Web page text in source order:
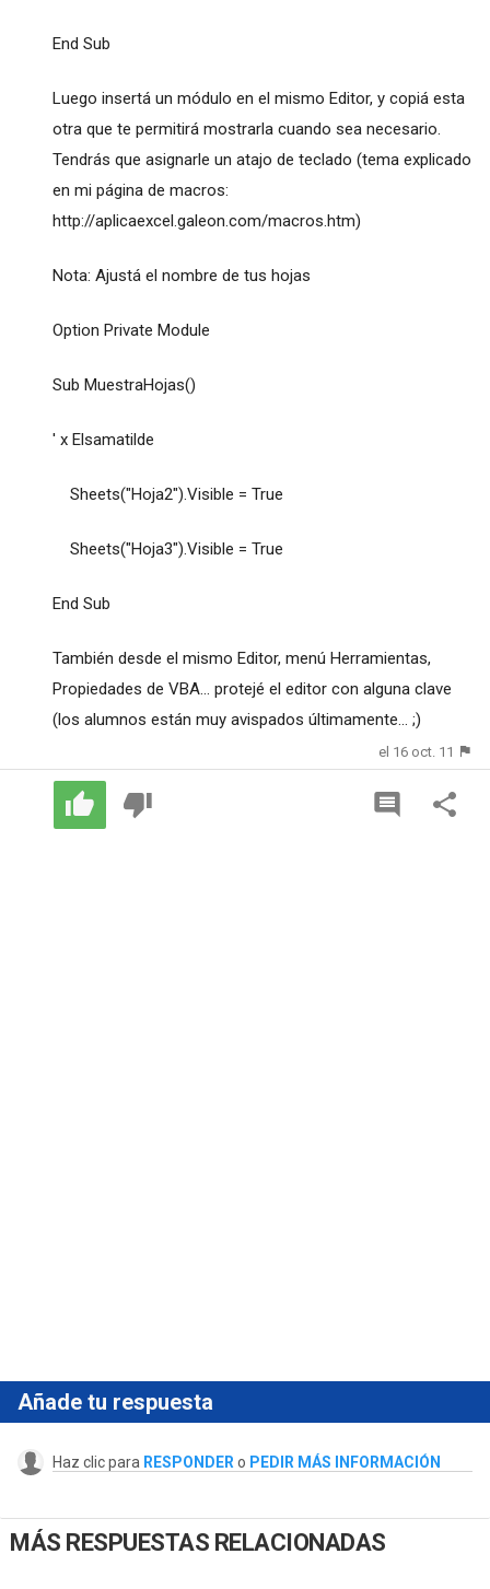
End Sub
Luego insertá un módulo en el mismo Editor, y copiá esta
otra que te permitirá mostrarla cuando sea necesario.
Tendrás que asignarle un atajo de teclado (tema explicado
en mi página de macros:
http://aplicaexcel.galeon.com/macros.htm)
Nota: Ajustá el nombre de tus hojas
Option Private Module
Sub MuestraHojas()
' x Elsamatilde
Sheets("Hoja2").Visible = True
Sheets("Hoja3").Visible = True
End Sub
También desde el mismo Editor, menú Herramientas,
Propiedades de VBA... protejé el editor con alguna clave
(los alumnos están muy avispados últimamente... ;)
el 16 oct. 11
Añade tu respuesta
Haz clic para RESPONDER o PEDIR MÁS INFORMACIÓN
MÁS RESPUESTAS RELACIONADAS